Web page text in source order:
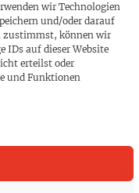
wir Technologien
und/oder darauf
zustimmst, können wir
IDs auf dieser Website
erteilst oder
und Funktionen